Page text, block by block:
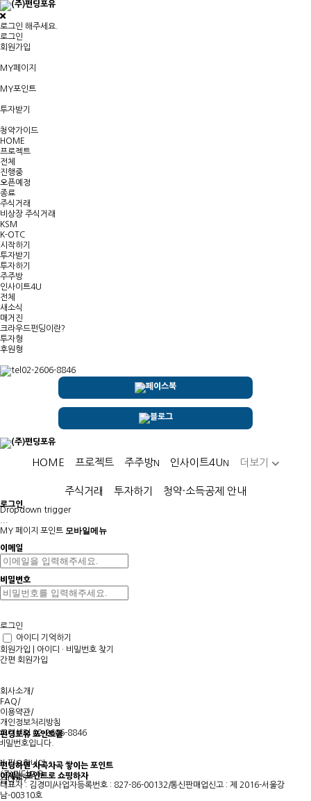
로그인 해주세요.
로그인
회원가입
MY페이지
MY포인트
투자받기
청약가이드
HOME
프로젝트
전체
진행중
오픈예정
종료
주식거래
비상장 주식거래
KSM
K-OTC
시작하기
투자받기
투자하기
주주방
인사이트4U
전체
새소식
매거진
크라우드펀딩이란?
투자형
후원형
02-2606-8846
HOME 프로젝트 주주방N 인사이트4U N 더보기
주식거래 투자하기 청약·소득공제 안내
Dropdown trigger
MY 페이지 포인트 모바일메뉴
로그인
이메일
비밀번호
로그인
아이디 기억하기
회원가입
아이디 · 비밀번호 찾기
간편 회원가입
회사소개 |
FAQ|
이용약관|
개인정보처리방침
고객센터 02-2606-8846
(주)펀딩포유
대표자 : 김경미 |사업자등록번호 : 827-86-00132|통신판매업신고 : 제 2016-서울강
남-00310호
필요합니다.
니까?
밀번호입니다.
펀딩포유 포인트몰
펀딩하면 차곡차곡 쌓이는 포인트
이제는포인트로 쇼핑하자